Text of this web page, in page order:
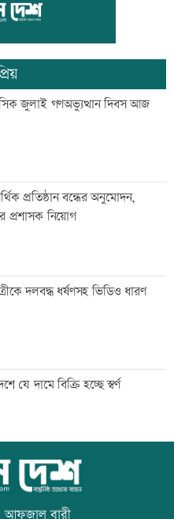
আলী গুম: উইং কমান্ডারের বিরুদ্ধে
ঢাকা চ্যাপ্টারের নতুন সভাপতি
সেক্রেটারি ফারুক
মৃণাল কৃষ্ণ আর নেই
দেয়া জবান রক্ষা করতে
দিবসে রাঙামাটিতে বর্ণাঢ্য
জুলাই গণঅভ্যুত্থান দিবস আজ
প্রতিষ্ঠান বন্ধের অনুমোদন,
প্রশাসক নিয়োগ
দলবদ্ধ ধর্ষণসহ ভিডিও ধারণ
যে দামে বিক্রি হচ্ছে স্বর্ণ
বন্ধু দিবস